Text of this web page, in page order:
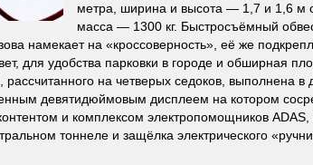
метра, ширина и высота ― 1,7 и 1,6 м
масса ― 1300 кг. Быстросъёмный
намекает на «кроссоверность», её же
для удобства парковки в городе и обширная
рассчитанного на четверых седоков, выполнена в
девятидюймовым дисплеем на котором
и комплексом электропомощников
тоннеле и защёлка электрического